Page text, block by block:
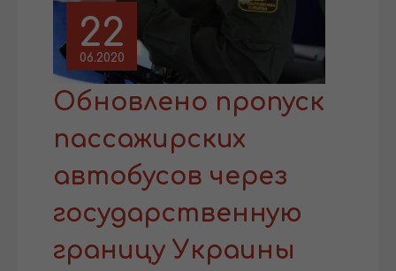
22
06.2020
Обновлено пропуск
пассажирских
автобусов через
государственную
границу Украины